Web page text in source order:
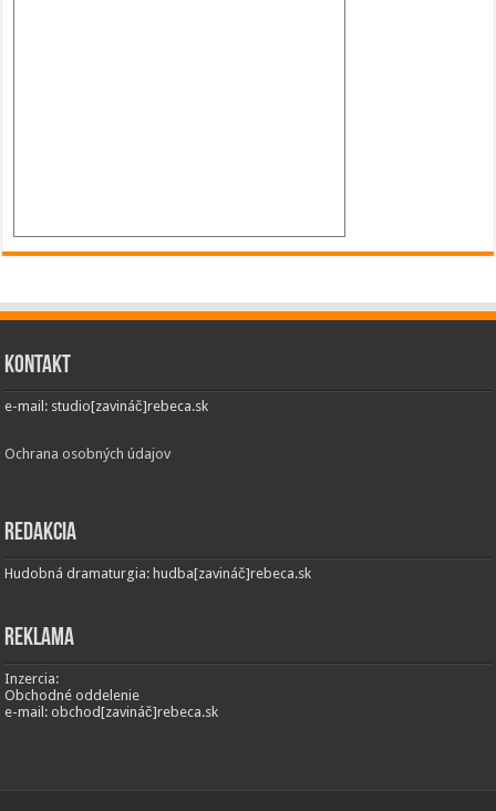
Kontakt
e-mail: studio[zavináč]rebeca.sk
Ochrana osobných údajov
Redakcia
Hudobná dramaturgia: hudba[zavináč]rebeca.sk
Reklama
Inzercia:
Obchodné oddelenie
e-mail: obchod[zavináč]rebeca.sk